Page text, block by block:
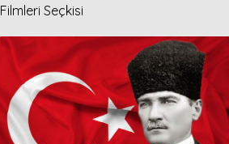
Filmleri Seçkisi